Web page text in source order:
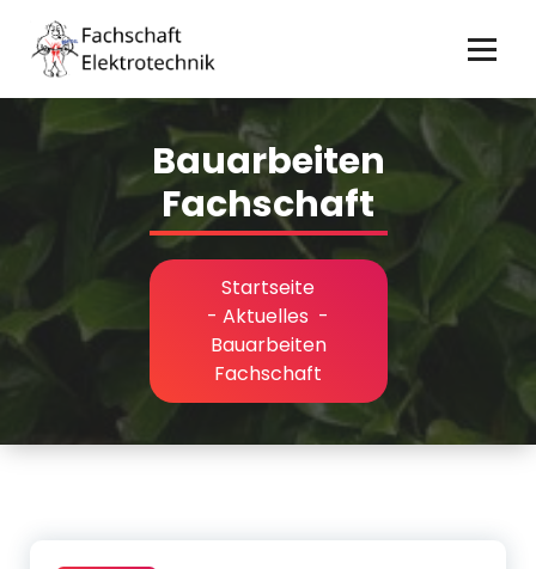
Inhalt
springen
Bauarbeiten
Fachschaft
Startseite
- Aktuelles -
Bauarbeiten
Fachschaft